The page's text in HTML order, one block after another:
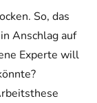
So, das
Anschlag auf
Experte will